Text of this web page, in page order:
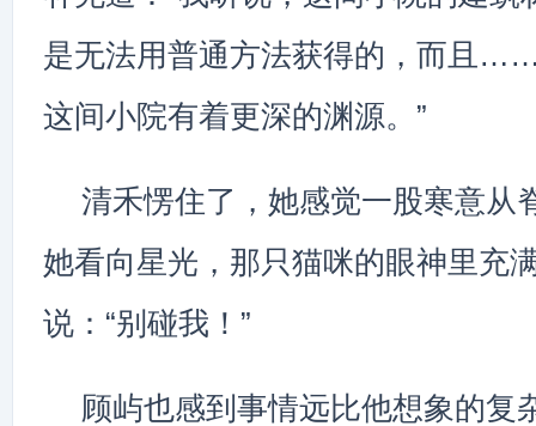
是无法用普通方法获得的，而且
这间小院有着更深的渊源。”
清禾愣住了，她感觉一股寒意从
她看向星光，那只猫咪的眼神里充
说：“别碰我！”
顾屿也感到事情远比他想象的复